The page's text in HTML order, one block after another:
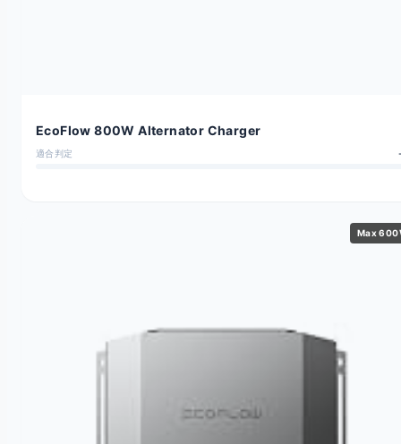
EcoFlow 800W Alternator Charger
適合判定
Max